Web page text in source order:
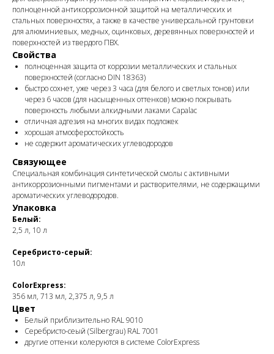
полноценной антикоррозионной защитой на металлических и
стальных поверхностях, а также в качестве универсальной грунтовки
для алюминиевых, медных, оцинковых, деревянных поверхностей и
поверхностей из твердого ПВХ.
Свойства
полноценная защита от коррозии металлических и стальных
поверхностей (согласно DIN 18363)
быстро сохнет, уже через 3 часа (для белого и светлых тонов) или
через 6 часов (для насыщенных оттенков) можно покрывать
поверхность любыми алкидными лаками Capalac
отличная адгезия на многих видах подложек
хорошая атмосферостойкость
не содержит ароматических углеводородов
Связующее
Специальная комбинация синтетической смолы с активными
антикоррозионными пигментами и растворителями, не содержащими
ароматических углеводородов.
Упаковка
Белый:
2,5 л, 10 л
Серебристо-серый:
10л
ColorExpress:
356 мл, 713 мл, 2,375 л, 9,5 л
Цвет
Белый приблизительно RAL 9010
Серебристо-сеый (Silbergrau) RAL 7001
другие оттенки колеруются в системе ColorExpress